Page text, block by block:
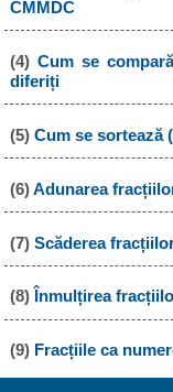
CMMDC
(4) Cum se
diferiți
(5) Cum se sortează
(6)Adunarea
(7) Scăderea
(8) Înmulțirea
(9) Fracțiile ca